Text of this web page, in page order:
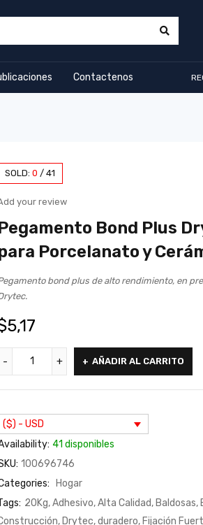
Contactenos
SOLD: 0 / 41
your review
Bond Plus
Porcelanato y
bond plus de alto rendimiento, en
5,17
AÑADIR AL CARRITO
($) - USD
41 disponibles
100696746
Hogar
20Kg,Adhesivo,Alta Calidad, Baldosas,
, Drytec,duradero, Fijación